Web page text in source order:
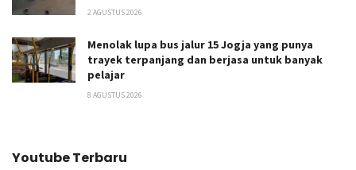
2 AGUSTUS 2026
Menolak lupa bus jalur 15 Jogja yang punya
trayek terpanjang dan berjasa untuk banyak
pelajar
8 AGUSTUS 2026
Youtube Terbaru